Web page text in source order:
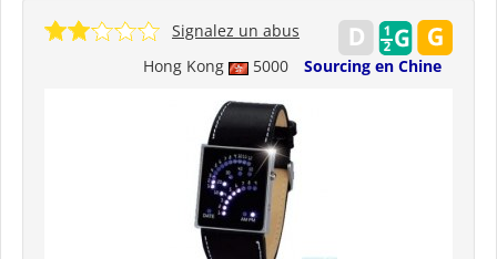
Hong Kong 5000 Sourcing en Chine
Signalez un abus